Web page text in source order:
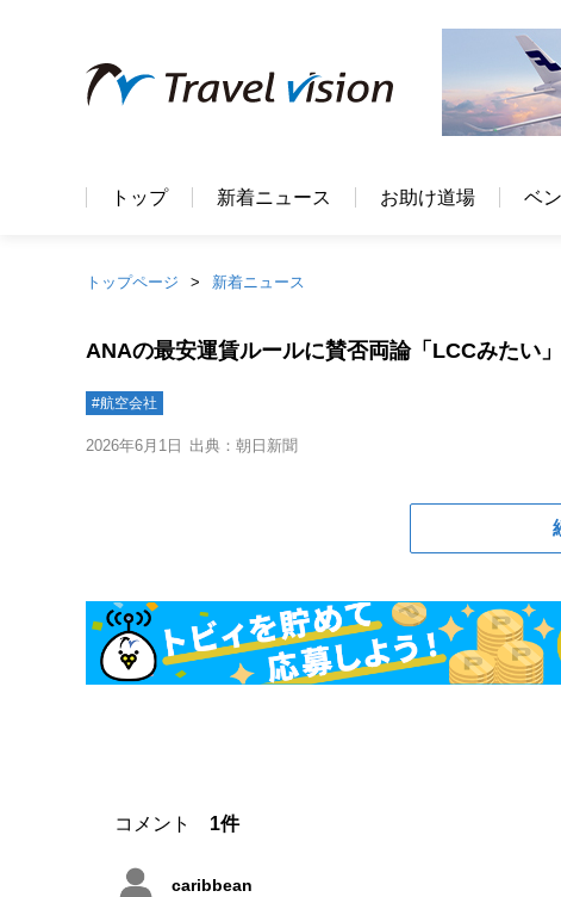
トップ 新着ニュース お助け道場 ベ
トップページ 新着ニュース
ANAの最安運賃ルールに賛否両論「LCCみたい」
#航空会社
2026年6月1日 出典：朝日新聞
コメント 1件
caribbean